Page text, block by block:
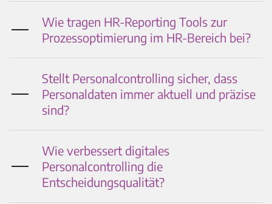
Wie tragen HR-Reporting Tools zur
Prozessoptimierung im HR-Bereich bei?
Stellt Personalcontrolling sicher, dass
Personaldaten immer aktuell und präzise
sind?
Wie verbessert digitales
Personalcontrolling die
Entscheidungsqualität?